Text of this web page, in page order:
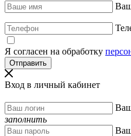
Я согласен на обработку
Вход в личный кабинет
заполнить